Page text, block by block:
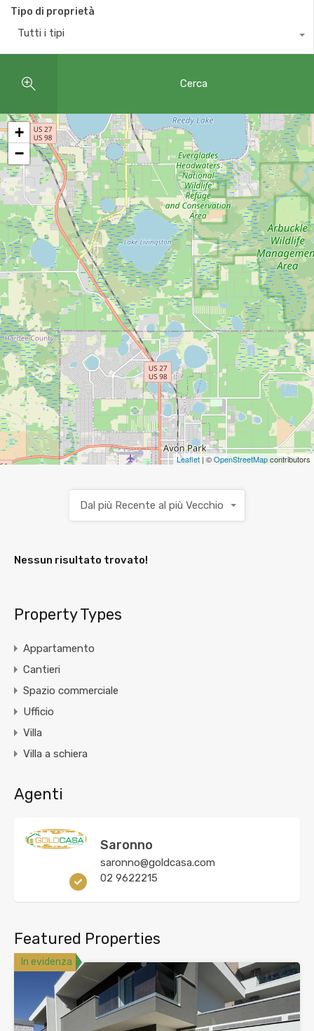
Tipo di proprietà
Tutti i tipi
Cerca
+
−
Leaflet| ©OpenStreetMapcontributors
Dal più Recente al più Vecchio
Nessun risultato trovato!
Property Types
Appartamento
Cantieri
Spazio commerciale
Ufficio
Villa
Villa a schiera
Agenti
Saronno
saronno@goldcasa.com
02 9622215
Featured Properties
In evidenza